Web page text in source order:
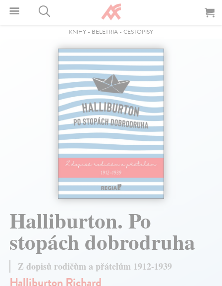
KNIHY - BELETRIA - CESTOPISY
Halliburton. Po
stopách dobrodruha
Z dopisů rodičům a přátelům 1912-1939